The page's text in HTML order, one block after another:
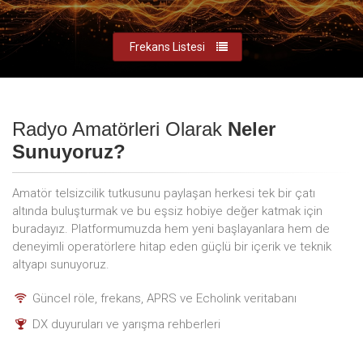
Frekans Listesi
Radyo Amatörleri Olarak Neler
Sunuyoruz?
Amatör telsizcilik tutkusunu paylaşan herkesi tek bir çatı
altında buluşturmak ve bu eşsiz hobiye değer katmak için
buradayız. Platformumuzda hem yeni başlayanlara hem de
deneyimli operatörlere hitap eden güçlü bir içerik ve teknik
altyapı sunuyoruz.
Güncel röle, frekans, APRS ve Echolink veritabanı
DX duyuruları ve yarışma rehberleri